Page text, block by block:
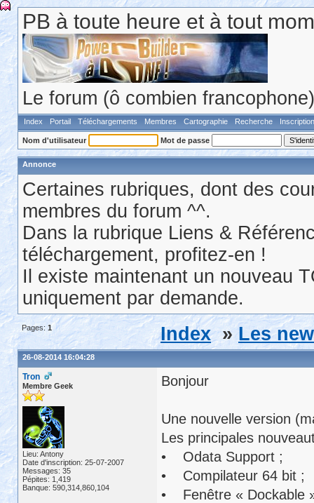
PB à toute heure et à tout
Le forum (ô combien
Index Portail Téléchargements Membres Cartographie Recherche Inscription
Nom d'utilisateur Mot de passe
Annonce
Certaines rubriques, dont des
membres du forum ^^.
Dans la rubrique Liens &
téléchargement, profitez-en !
Il existe maintenant un nouveau
uniquement par demande.
Pages: 1 Index »Les
26-08-2014 16:04:28
Tron
Membre Geek
Lieu: Antony
Date d'inscription: 25-07-2007
Messages: 35
Pépites: 1,419
Banque: 590,314,860,104
Bonjour
Une nouvelle version
Les principales
• Odata Support ;
• Compilateur 64 bit ;
• Fenêtre « Dockable